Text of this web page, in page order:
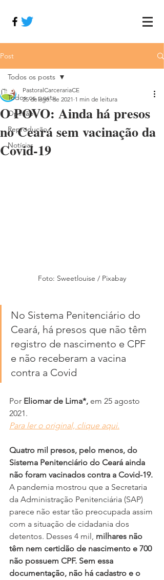
Post
Todos os posts
Opinião
Reprodução
Notícias
Todos os posts
O POVO: Ainda há presos
no Ceará sem vacinação da
Covid-19
PastoralCarcerariaCE
25 de ago. de 2021 1 min de leitura
Foto: Sweetlouise / Pixabay
No Sistema Penitenciário do
Ceará, há presos que não têm
registro de nascimento e CPF
e não receberam a vacina
contra a Covid
Por Eliomar de Lima*, em 25 agosto
2021.
Para ler o original, clique aqui.
Quatro mil presos, pelo menos, do
Sistema Penitenciário do Ceará ainda
não foram vacinados contra a Covid-19.
A pandemia mostrou que a Secretaria
da Administração Penitenciária (SAP)
parece não estar tão preocupada assim
com a situação de cidadania dos
detentos. Desses 4 mil, milhares não
têm nem certidão de nascimento e 700
não possuem CPF. Sem essa
documentação, não há cadastro e o